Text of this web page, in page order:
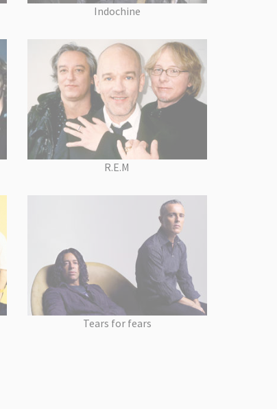
Indochine
R.E.M
Tears for fears